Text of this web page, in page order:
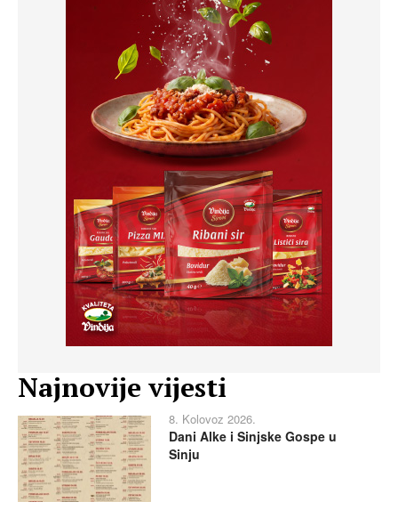
Najnovije vijesti
8. Kolovoz 2026.
Dani Alke i Sinjske Gospe u
Sinju